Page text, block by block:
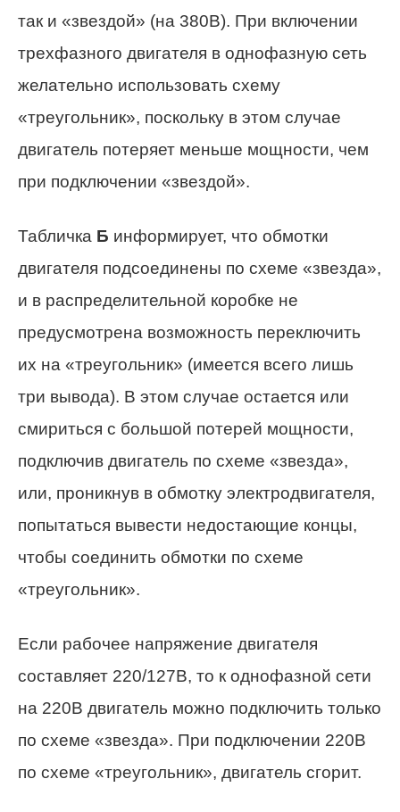
так и «звездой» (на 380В). При включении
трехфазного двигателя в однофазную сеть
желательно использовать схему
«треугольник», поскольку в этом случае
двигатель потеряет меньше мощности, чем
при подключении «звездой».
Табличка Б информирует, что обмотки
двигателя подсоединены по схеме «звезда»,
и в распределительной коробке не
предусмотрена возможность переключить
их на «треугольник» (имеется всего лишь
три вывода). В этом случае остается или
смириться с большой потерей мощности,
подключив двигатель по схеме «звезда»,
или, проникнув в обмотку электродвигателя,
попытаться вывести недостающие концы,
чтобы соединить обмотки по схеме
«треугольник».
Если рабочее напряжение двигателя
составляет 220/127В, то к однофазной сети
на 220В двигатель можно подключить только
по схеме «звезда». При подключении 220В
по схеме «треугольник», двигатель сгорит.